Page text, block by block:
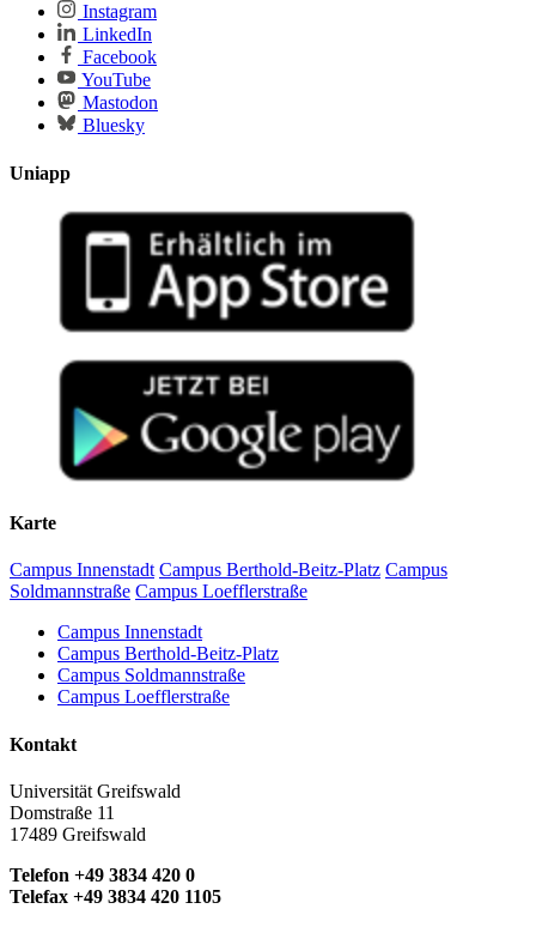
Instagram
LinkedIn
Facebook
YouTube
Mastodon
Bluesky
Uniapp
Karte
Campus Innenstadt Campus Berthold-Beitz-Platz Campus
Soldmannstraße Campus Loefflerstraße
Campus Innenstadt
Campus Berthold-Beitz-Platz
Campus Soldmannstraße
Campus Loefflerstraße
Kontakt
Universität Greifswald
Domstraße 11
17489 Greifswald
Telefon +49 3834 420 0
Telefax +49 3834 420 1105